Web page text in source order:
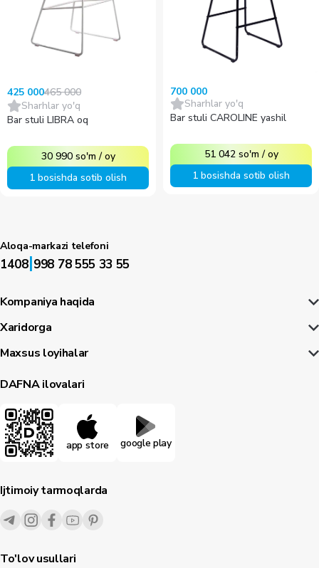
425 000465 000
Sharhlar yo'q
Bar stuli LIBRA oq
30 990 so'm /oy
1 bosishda sotib olish
700 000
Sharhlar yo'q
Bar stuli CAROLINE yashil
51 042 so'm /oy
1 bosishda sotib olish
Aloqa-markazi telefoni
1408|998 78 555 33 55
Kompaniya haqida
Xaridorga
Maxsus loyihalar
DAFNA ilovalari
app store google play
Ijtimoiy tarmoqlarda
To'lov usullari